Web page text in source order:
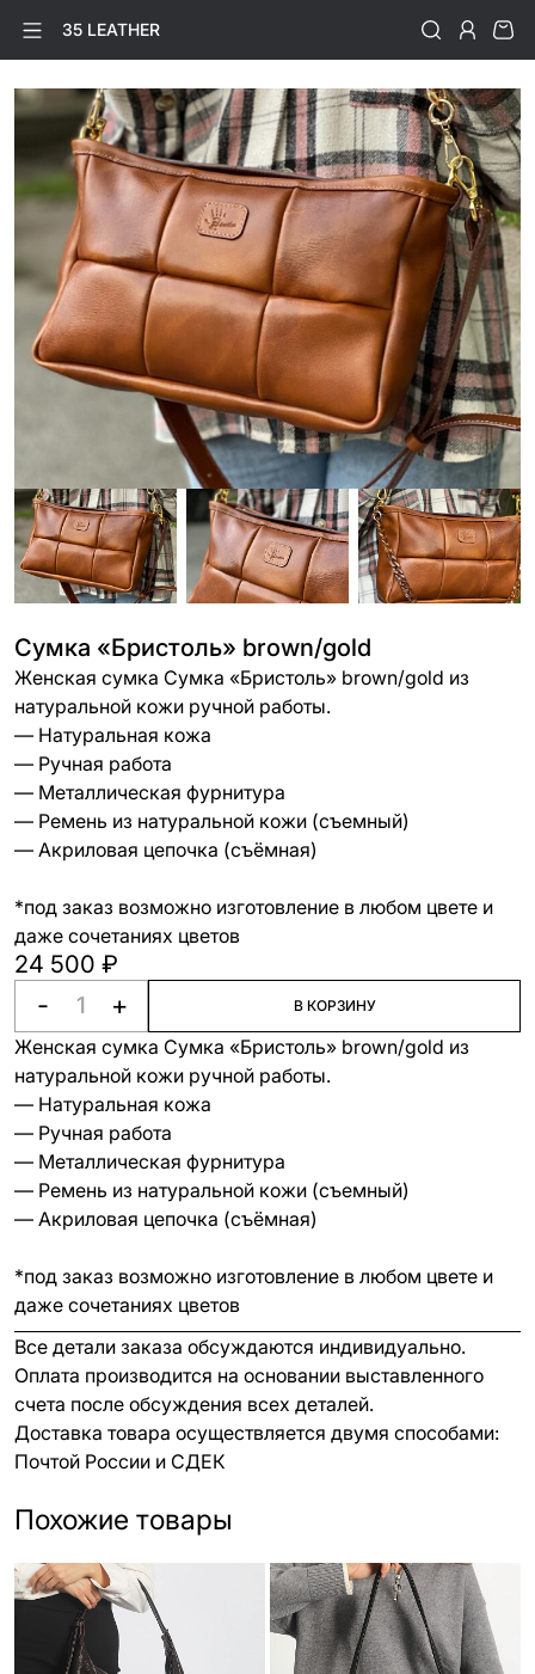
35 LEATHER
Сумка «Бристоль» brown/gold
Женская сумка Сумка «Бристоль» brown/gold из
натуральной кожи ручной работы.
— Натуральная кожа
— Ручная работа
— Металлическая фурнитура
— Ремень из натуральной кожи (съемный)
— Акриловая цепочка (съёмная)
*под заказ возможно изготовление в любом цвете и
даже сочетаниях цветов
24 500 ₽
- + В КОРЗИНУ
Женская сумка Сумка «Бристоль» brown/gold из
натуральной кожи ручной работы.
— Натуральная кожа
— Ручная работа
— Металлическая фурнитура
— Ремень из натуральной кожи (съемный)
— Акриловая цепочка (съёмная)
*под заказ возможно изготовление в любом цвете и
даже сочетаниях цветов
Все детали заказа обсуждаются индивидуально.
Оплата производится на основании выставленного
счета после обсуждения всех деталей.
Доставка товара осуществляется двумя способами:
Почтой России и СДЕК
Похожие товары